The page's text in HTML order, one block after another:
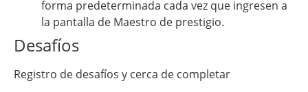
forma predeterminada cada vez que ingresen a
la pantalla de Maestro de prestigio.
Desafíos
Registro de desafíos y cerca de completar